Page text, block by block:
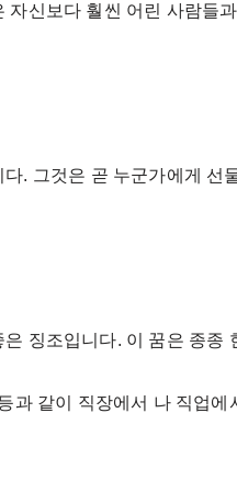
신보다 훨씬 어린 사람들
. 그것은 곧 누군가에게
징조입니다. 이 꿈은 종종
과 같이 직장에서 나 직업